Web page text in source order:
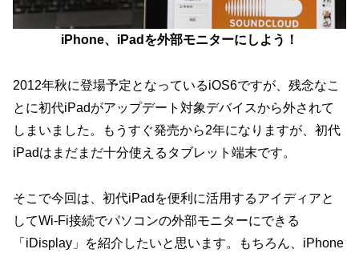
iPhone、iPadを外部モニターにしよう！
2012年秋に登場予定となっているiOS6ですが、残念なこ
とに初代iPadがアップデート対象デバイスから外されて
しまいました。もうすぐ発売から2年になりますが、初代
iPadはまだまだ十分使えるタブレット端末です。
そこで今回は、初代iPadを便利に活用するアイディアと
してWi-Fi接続でパソコンの外部モニターにできる
「iDisplay」を紹介したいと思います。もちろん、iPhone